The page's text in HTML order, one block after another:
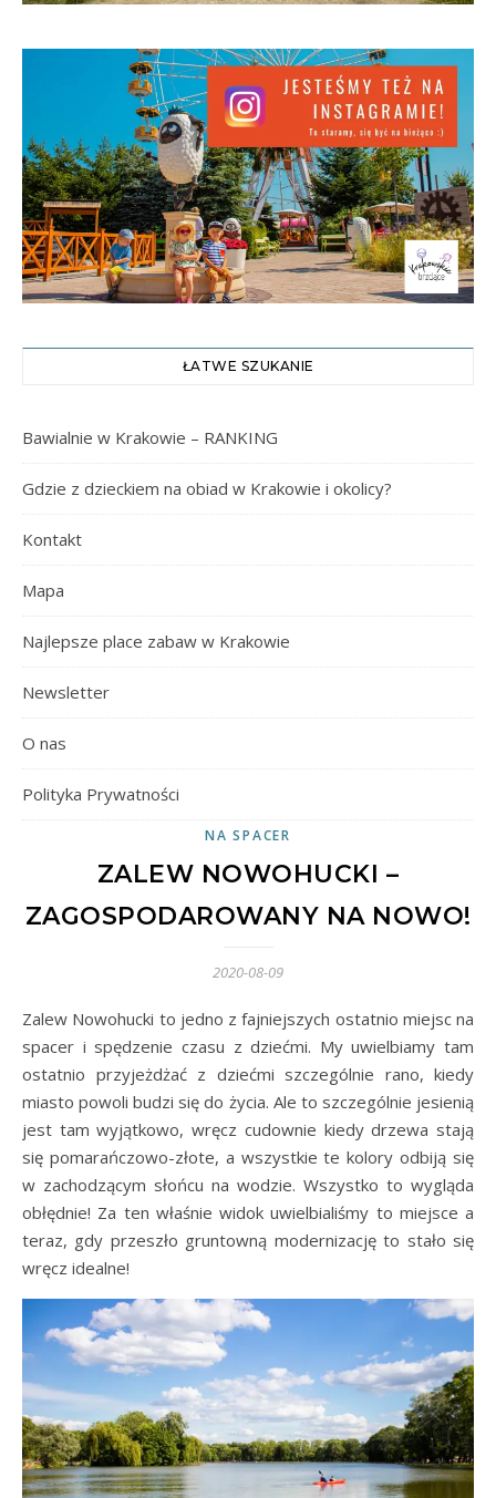
ŁATWE SZUKANIE
Bawialnie w Krakowie – RANKING
Gdzie z dzieckiem na obiad w Krakowie i okolicy?
Kontakt
Mapa
Najlepsze place zabaw w Krakowie
Newsletter
O nas
Polityka Prywatności
NA SPACER
ZALEW NOWOHUCKI –
ZAGOSPODAROWANY NA NOWO!
2020-08-09
Zalew Nowohucki to jedno z fajniejszych ostatnio miejsc na
spacer i spędzenie czasu z dziećmi. My uwielbiamy tam
ostatnio przyjeżdżać z dziećmi szczególnie rano, kiedy
miasto powoli budzi się do życia. Ale to szczególnie jesienią
jest tam wyjątkowo, wręcz cudownie kiedy drzewa stają
się pomarańczowo-złote, a wszystkie te kolory odbiją się
w zachodzącym słońcu na wodzie. Wszystko to wygląda
obłędnie! Za ten właśnie widok uwielbialiśmy to miejsce a
teraz, gdy przeszło gruntowną modernizację to stało się
wręcz idealne!